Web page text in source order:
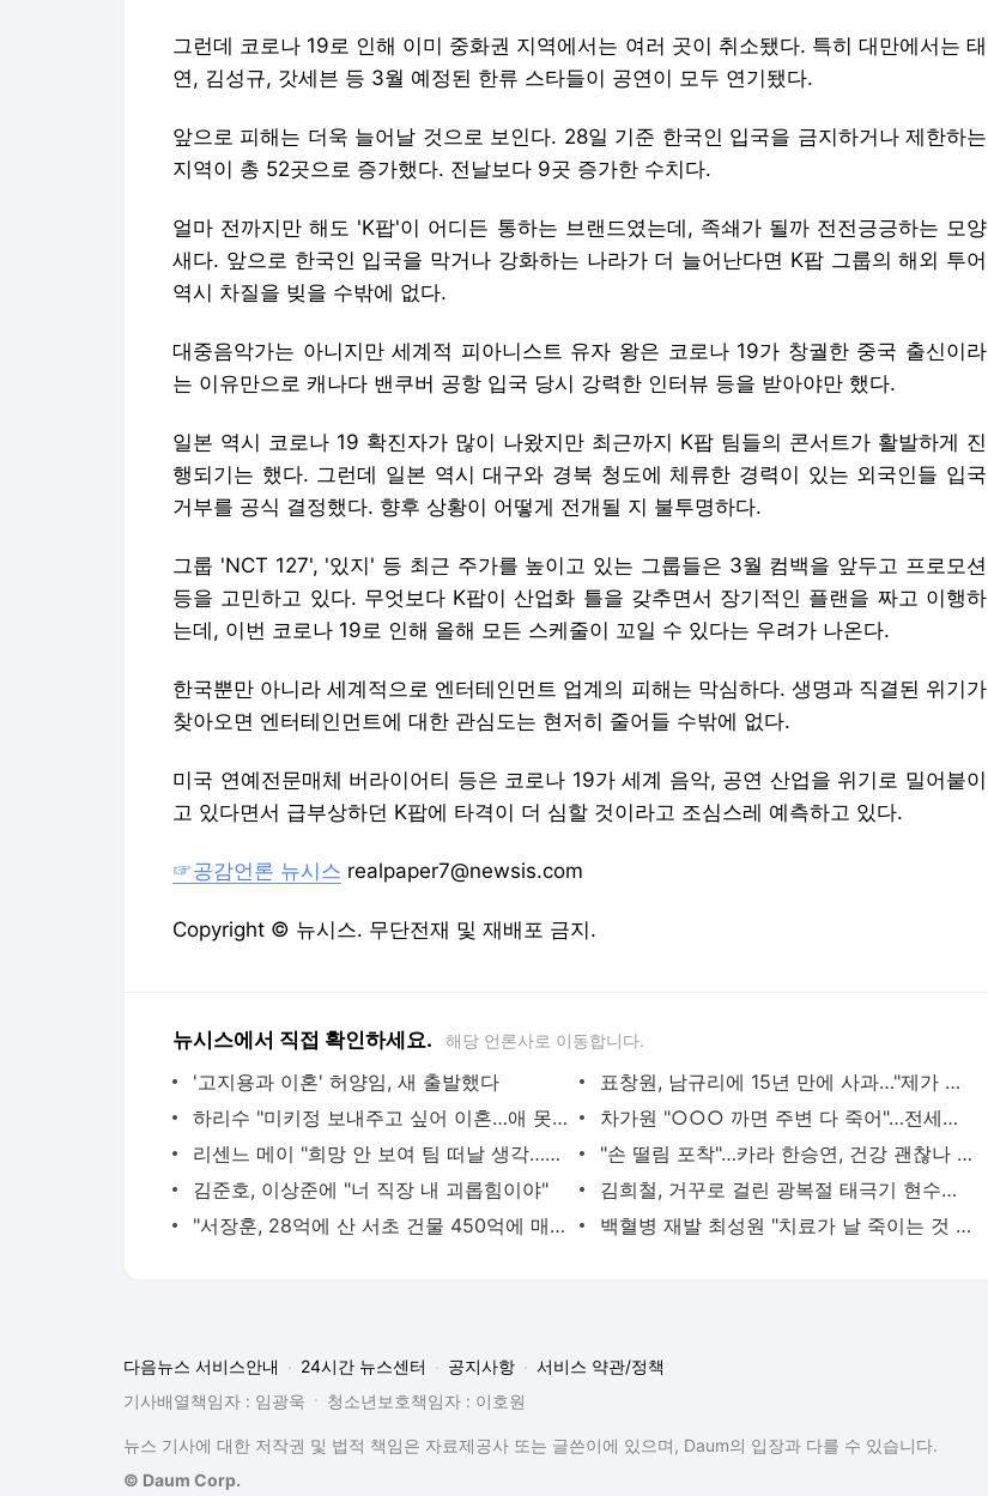
그런데 코로나 19로 인해 이미 중화권 지역에서는 여러 곳이 취소됐다. 특히 대만에서는 태
연, 김성규, 갓세븐 등 3월 예정된 한류 스타들이 공연이 모두 연기됐다.
앞으로 피해는 더욱 늘어날 것으로 보인다. 28일 기준 한국인 입국을 금지하거나 제한하는
지역이 총 52곳으로 증가했다. 전날보다 9곳 증가한 수치다.
얼마 전까지만 해도 'K팝'이 어디든 통하는 브랜드였는데, 족쇄가 될까 전전긍긍하는 모양
새다. 앞으로 한국인 입국을 막거나 강화하는 나라가 더 늘어난다면 K팝 그룹의 해외 투어
역시 차질을 빚을 수밖에 없다.
대중음악가는 아니지만 세계적 피아니스트 유자 왕은 코로나 19가 창궐한 중국 출신이라
는 이유만으로 캐나다 밴쿠버 공항 입국 당시 강력한 인터뷰 등을 받아야만 했다.
일본 역시 코로나 19 확진자가 많이 나왔지만 최근까지 K팝 팀들의 콘서트가 활발하게 진
행되기는 했다. 그런데 일본 역시 대구와 경북 청도에 체류한 경력이 있는 외국인들 입국
거부를 공식 결정했다. 향후 상황이 어떻게 전개될 지 불투명하다.
그룹 'NCT 127', '있지' 등 최근 주가를 높이고 있는 그룹들은 3월 컴백을 앞두고 프로모션
등을 고민하고 있다. 무엇보다 K팝이 산업화 틀을 갖추면서 장기적인 플랜을 짜고 이행하
는데, 이번 코로나 19로 인해 올해 모든 스케줄이 꼬일 수 있다는 우려가 나온다.
한국뿐만 아니라 세계적으로 엔터테인먼트 업계의 피해는 막심하다. 생명과 직결된 위기가
찾아오면 엔터테인먼트에 대한 관심도는 현저히 줄어들 수밖에 없다.
미국 연예전문매체 버라이어티 등은 코로나 19가 세계 음악, 공연 산업을 위기로 밀어붙이
고 있다면서 급부상하던 K팝에 타격이 더 심할 것이라고 조심스레 예측하고 있다.
☞공감언론 뉴시스 realpaper7@newsis.com
Copyright © 뉴시스. 무단전재 및 재배포 금지.
뉴시스에서 직접 확인하세요. 해당 언론사로 이동합니다.
'고지용과 이혼' 허양임, 새 출발했다
표창원, 남규리에 15년 만에 사과…"제가 틀렸습니다"
하리수 "미키정 보내주고 싶어 이혼…애 못 낳아 미안했다"
차가원 "○○○ 까면 주변 다 죽어"…전세금 미반환 속 녹취 폭로 파장
리센느 메이 "희망 안 보여 팀 떠날 생각…원이 덕에 참아"
"손 떨림 포착"…카라 한승연, 건강 괜찮나 팬들 '걱정'
김준호, 이상준에 "너 직장 내 괴롭힘이야"
김희철, 거꾸로 걸린 광복절 태극기 현수막에 "X돌았네"
"서장훈, 28억에 산 서초 건물 450억에 매물로"
백혈병 재발 최성원 "치료가 날 죽이는 것 같았다" 눈물
다음뉴스 서비스안내 24시간 뉴스센터 공지사항
서비스 약관/정책
기사배열책임자 : 임광욱
청소년보호책임자 : 이호원
뉴스 기사에 대한 저작권 및 법적 책임은 자료제공사 또는 글쓴이에 있으며, Daum의 입장과 다를 수 있습니다.
© Daum Corp.